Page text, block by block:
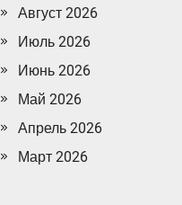
Август 2026
Июль 2026
Июнь 2026
Май 2026
Апрель 2026
Март 2026